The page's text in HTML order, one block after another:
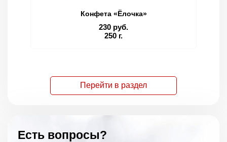
Конфета «Ёлочка»
230 руб.
250 г.
Перейти в раздел
Есть вопросы?